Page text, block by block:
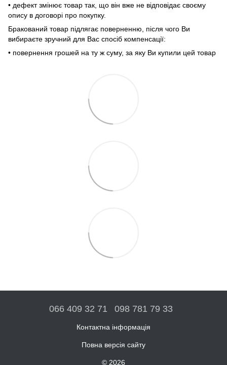
• дефект змінює товар так, що він вже не відповідає своєму
опису в договорі про покупку.
Бракований товар підлягає поверненню, після чого Ви
вибираєте зручний для Вас спосіб компенсації:
• повернення грошей на ту ж суму, за яку Ви купили цей товар
066 409 32 71 098 781 79 33
Контактна інформація
Повна версія сайту
© 2026